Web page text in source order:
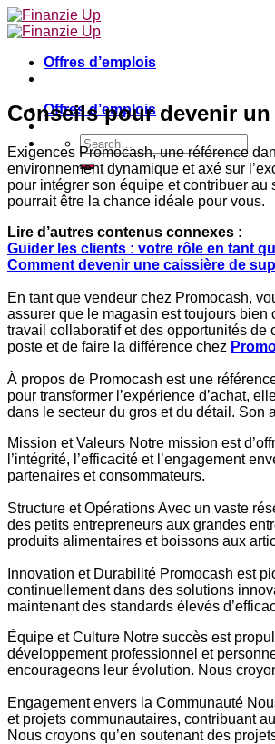
Skip
to
Offres d’emplois
Offres d’emplois
Conseils pour devenir
Exigences Promocash, une référence
environnement dynamique et axé sur
pour intégrer son équipe et contribuer
pourrait être la chance idéale pour vous.
Lire d’autres contenus connexes :
Guider les clients : votre rôle en tant
Comment devenir une caissière de
En tant que vendeur chez Promocash,
assurer que le magasin est toujours bien
travail collaboratif et des opportunités de
poste et de faire la différence chez
À propos de Promocash est une
pour transformer l’expérience d’achat,
dans le secteur du gros et du détail. Son
Mission et Valeurs Notre mission est
l’intégrité, l’efficacité et l’engagement
partenaires et consommateurs.
Structure et Opérations Avec un vaste
des petits entrepreneurs aux grandes
produits alimentaires et boissons aux
Innovation et Durabilité Promocash est
continuellement dans des solutions
maintenant des standards élevés
Équipe et Culture Notre succès est
développement professionnel et
encourageons leur évolution. Nous
Engagement envers la Communauté
et projets communautaires, contribuant
Nous croyons qu’en soutenant des